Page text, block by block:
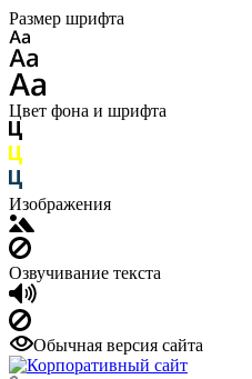
Размер шрифта
Цвет фона и шрифта
Изображения
Озвучивание текста
Обычная версия сайта